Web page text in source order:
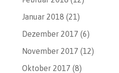
Januar 2018 (21)
Dezember 2017 (6)
November 2017 (12)
Oktober 2017 (8)